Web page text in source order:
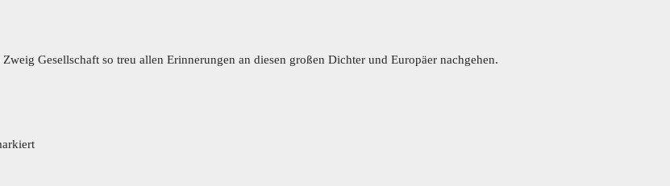
Gesellschaft so treu allen Erinnerungen an diesen großen Dichter und Europäer nachgehen.